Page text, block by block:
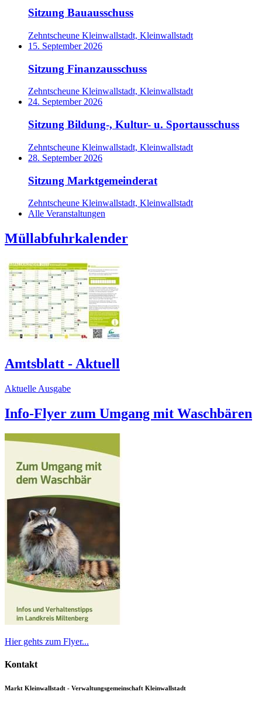
Sitzung Bauausschuss
Zehntscheune Kleinwallstadt, Kleinwallstadt
15. September 2026
Sitzung Finanzausschuss
Zehntscheune Kleinwallstadt, Kleinwallstadt
24. September 2026
Sitzung Bildung-, Kultur- u. Sportausschuss
Zehntscheune Kleinwallstadt, Kleinwallstadt
28. September 2026
Sitzung Marktgemeinderat
Zehntscheune Kleinwallstadt, Kleinwallstadt
Alle Veranstaltungen
Müllabfuhrkalender
Amtsblatt - Aktuell
Aktuelle Ausgabe
Info-Flyer zum Umgang mit Waschbären
Hier gehts zum Flyer...
Kontakt
Markt Kleinwallstadt - Verwaltungsgemeinschaft Kleinwallstadt